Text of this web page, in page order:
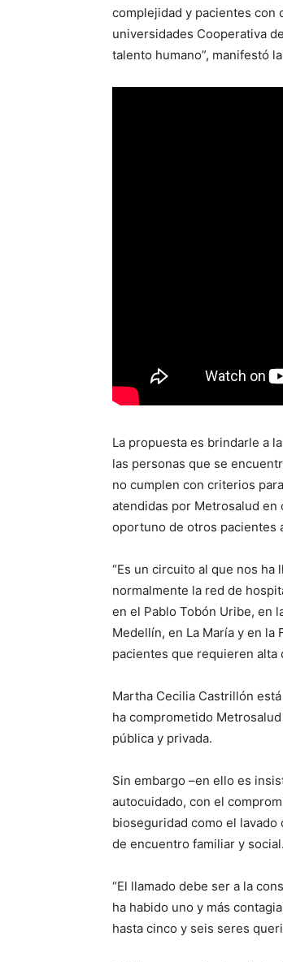
complejidad y pacientes con
universidades Cooperativa
talento humano”, manifestó
La propuesta es brindarle a
las personas que se
no cumplen con criterios
atendidas por Metrosalud en
oportuno de otros pacientes
“Es un circuito al que nos
normalmente la red de
en el Pablo Tobón Uribe, en
Medellín, en La María y en la
pacientes que requieren alta
Martha Cecilia Castrillón
ha comprometido
pública y privada.
Sin embargo –en ello es
autocuidado, con el
bioseguridad como el
de encuentro familiar y social.
“El llamado debe ser a la
ha habido uno y más
hasta cinco y seis seres